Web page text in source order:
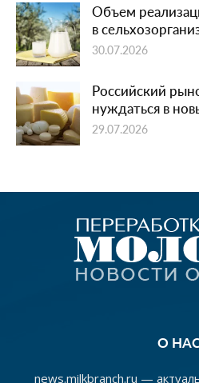
Объем
в
30.07.2026
Российский
нуждаться в
29.07.2026
О
news.milkbranch.ru —